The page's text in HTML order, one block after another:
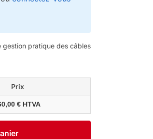
gestion pratique des câbles
Prix
€ HTVA